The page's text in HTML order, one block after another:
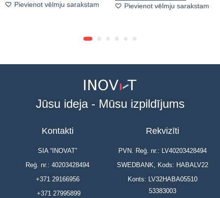
Pievienot vēlmju sarakstam Pievienot vēlmju sarakstam
Jūsu ideja - Mūsu izpildījums
Kontakti
SIA “INOVAT”
Reģ. nr.: 40203428494
+371 29166956
+371 27995899
Rekvizīti
PVN. Reģ. nr.: LV40203428494
SWEDBANK, Kods: HABALV22
Konts: LV32HABA05510
53383003